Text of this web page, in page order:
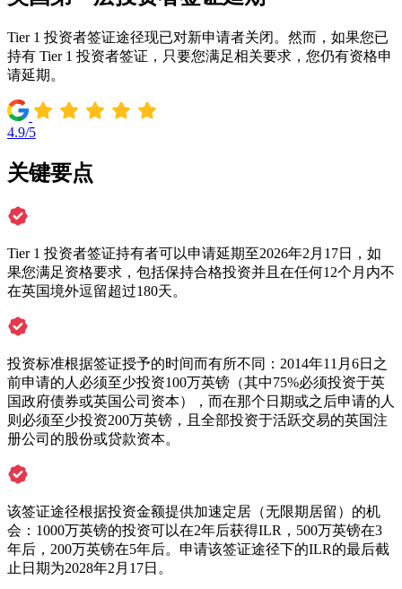
Tier 1 投资者签证途径现已对新申请者关闭。然而，如果您已
持有 Tier 1 投资者签证，只要您满足相关要求，您仍有资格申
请延期。
4.9/5
关键要点
Tier 1 投资者签证持有者可以申请延期至2026年2月17日，如
果您满足资格要求，包括保持合格投资并且在任何12个月内不
在英国境外逗留超过180天。
投资标准根据签证授予的时间而有所不同：2014年11月6日之
前申请的人必须至少投资100万英镑（其中75%必须投资于英
国政府债券或英国公司资本），而在那个日期或之后申请的人
则必须至少投资200万英镑，且全部投资于活跃交易的英国注
册公司的股份或贷款资本。
该签证途径根据投资金额提供加速定居（无限期居留）的机
会：1000万英镑的投资可以在2年后获得ILR，500万英镑在3
年后，200万英镑在5年后。申请该签证途径下的ILR的最后截
止日期为2028年2月17日。